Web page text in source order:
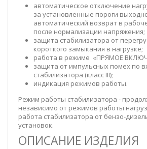
автоматическое отключение
за установленные пороги
автоматический возврат в
после нормализации напряжения;
защита стабилизатора от
короткого замыкания в нагрузке;
работа в режиме «ПРЯМОЕ
защита от импульсных помех по
стабилизатора (класс III);
индикация режимов работы.
Режим работы стабилизатора -
независимо от режимов работы
работа стабилизатора от бензо-
установок.
ОПИСАНИЕ ИЗДЕЛИЯ